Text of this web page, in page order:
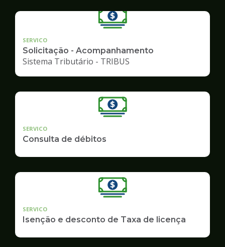
SERVICO
Solicitação - Acompanhamento
Sistema Tributário - TRIBUS
SERVICO
Consulta de débitos
SERVICO
Isenção e desconto de Taxa de licença